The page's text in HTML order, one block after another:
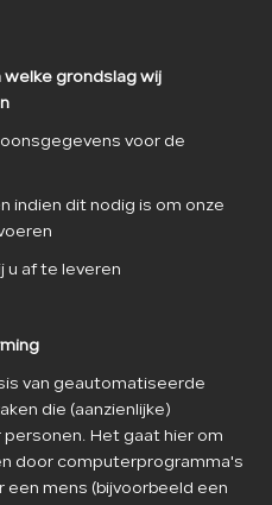
welke grondslag wij
voor de
indien dit nodig is om onze
u af te leveren
van geautomatiseerde
die (aanzienlijke)
personen. Het gaat hier om
door computerprogramma's
mens (bijvoorbeeld een